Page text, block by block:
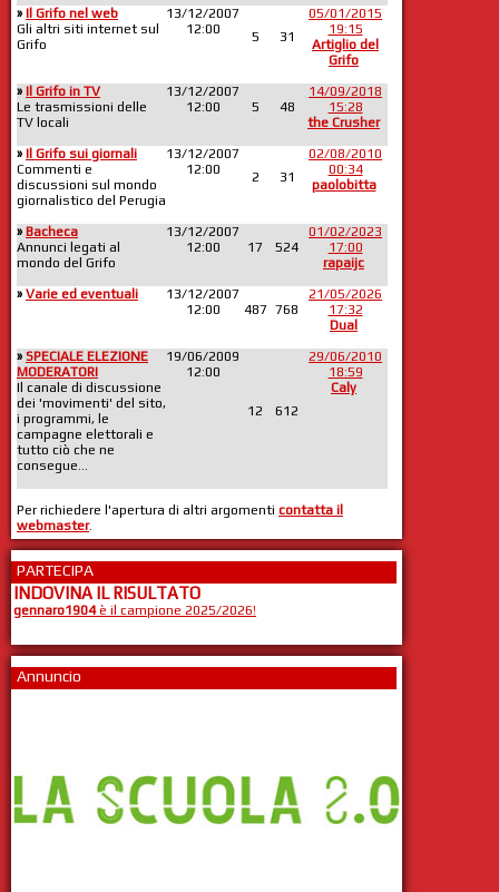
» Il Grifo nel web
Gli altri siti internet sul
Grifo
13/12/2007
12:00
5 31
05/01/2015
19:15
Artiglio del
Grifo
» Il Grifo in TV
Le trasmissioni delle
TV locali
13/12/2007
12:00
5 48
14/09/2018
15:28
the Crusher
» Il Grifo sui giornali
Commenti e
discussioni sul mondo
giornalistico del Perugia
13/12/2007
12:00
2 31
02/08/2010
00:34
paolobitta
» Bacheca
Annunci legati al
mondo del Grifo
13/12/2007
12:00
17 524
01/02/2023
17:00
rapaijc
» Varie ed eventuali
13/12/2007
12:00
487 768
21/05/2026
17:32
Dual
» SPECIALE ELEZIONE
MODERATORI
Il canale di discussione
dei 'movimenti' del sito,
i programmi, le
campagne elettorali e
tutto ciò che ne
consegue...
19/06/2009
12:00
12 612
29/06/2010
18:59
Caly
Per richiedere l'apertura di altri argomenti contatta il
webmaster.
PARTECIPA
INDOVINA IL RISULTATO
gennaro1904è il campione 2025/2026!
Annuncio